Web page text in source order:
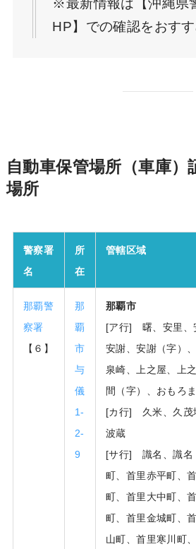
※最新情報は【沖縄県
HP】での確認をおす
自動車保管場所（車庫）
場所
警察署
名
所
在
管轄区域
那覇警
察署
【６】
那
覇
市
与
儀
1-
2-
9
那覇市
[ア行] 曙、安里、
安謝、安謝（字）
泉崎、上之屋、上
間（字）、おもろ
[カ行] 久米、久茂
波蔵
[サ行] 識名、識名
町、首里赤平町、
町、首里大中町、
町、首里金城町、
山町、首里寒川町